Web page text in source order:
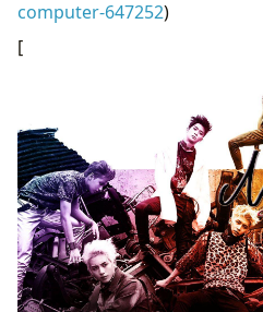
computer-647252)
[